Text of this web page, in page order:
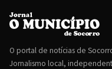
O portal de notícias de
Jornalismo local,